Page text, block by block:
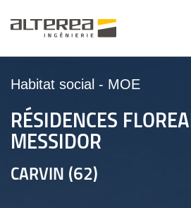
Habitat social - MOE
RÉSIDENCES
MESSIDOR
CARVIN (62)